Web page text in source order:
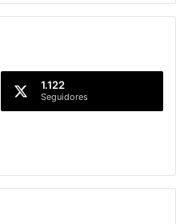
1.122
Seguidores